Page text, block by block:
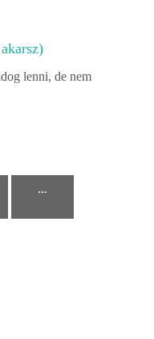
lenni, de nem
…